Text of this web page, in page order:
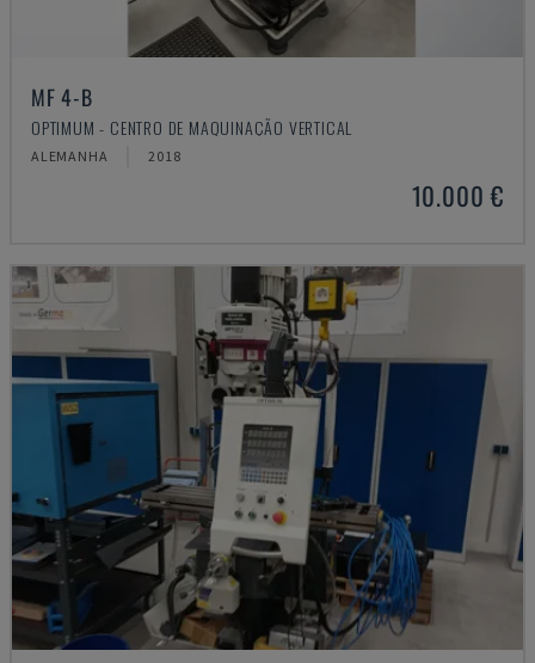
MF 4-B
OPTIMUM - CENTRO DE MAQUINAÇÃO VERTICAL
ALEMANHA 2018
10.000 €